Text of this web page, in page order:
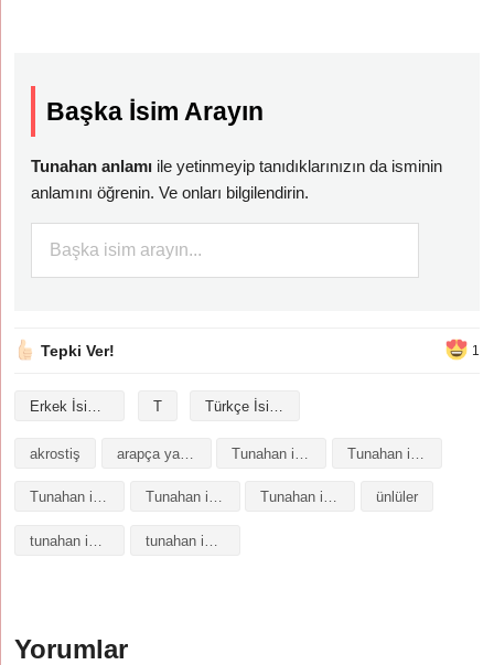
Başka İsim Arayın
Tunahan anlamı ile yetinmeyip tanıdıklarınızın da isminin
anlamını öğrenin. Ve onları bilgilendirin.
Tepki Ver! 1
Erkek İsimleri T Türkçe İsimler
akrostiş arapça yazılışı
Tunahan isminin baş harfleriyle şiir Tunahan isminin kökeni Tunahan isminin numerolojisi ünlüler
Yorumlar